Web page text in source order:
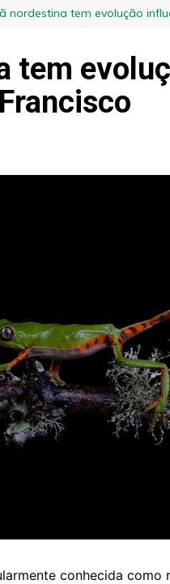
nordestina tem evolução
tem
conhecida como